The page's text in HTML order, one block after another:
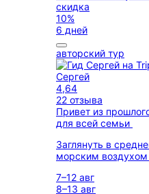
скидка
10%
6 дней
авторский тур
Сергей
4,64
22 отзыва
Привет из
для всей семьи
Заглянуть в
морским
7–12 авг
8–13 авг